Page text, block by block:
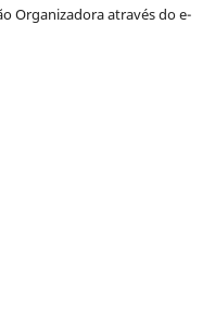
Organizadora através do e-